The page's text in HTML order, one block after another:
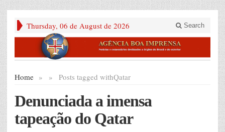
Thursday, 06 de August de 2026 Search
Home » Posts tagged with
» Qatar
Denunciada a imensa
tapeação do Qatar